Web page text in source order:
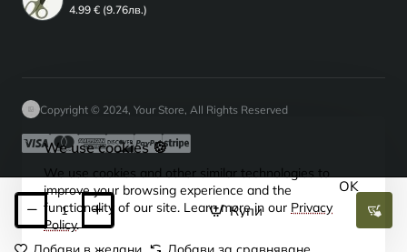
We use cookies 🍪
We use cookies and other similar technologies to
improve your browsing experience and the
functionality of our site. Learn more in our Privacy
Policy.
OK
Купи
4.99 € (9.76лв.)
Copyright © 2024, Your Store, All Rights Reserved